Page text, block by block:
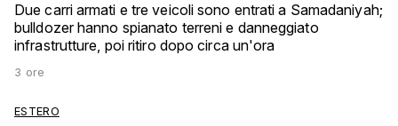
Due carri armati e tre veicoli sono entrati a Samadaniyah;
bulldozer hanno spianato terreni e danneggiato
infrastrutture, poi ritiro dopo circa un'ora
3 ore
ESTERO